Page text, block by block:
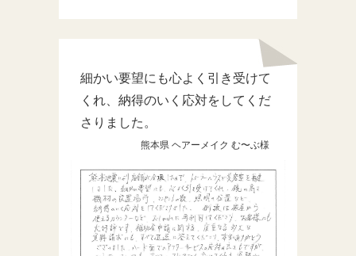
細かい要望にも心よく引き受けて
くれ、納得のいく応対をしてくだ
さりました。
熊本県 ヘアーメイク む〜ぶ様